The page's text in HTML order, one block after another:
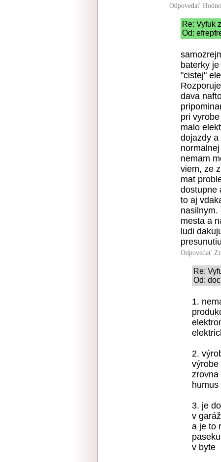
Odpovedať
Re: Vyfuk
Od:
baterky
"cistej"
dava
pri
malo
dojazdy a
nemam
viem, ze
mat
dostupne
to aj
nasilnym.
mesta a
ludi
Odpovedať
Re:
Od:
1.
2.
výrobe
zrovna
humus
3. je
v
a je to
v byte